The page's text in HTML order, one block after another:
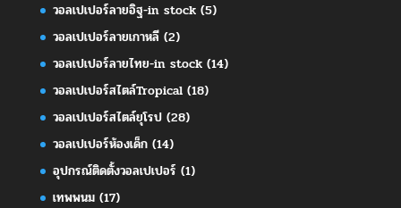
วอลเปเปอร์ลายอิฐ-in stock(5)
วอลเปเปอร์ลายเกาหลี(2)
วอลเปเปอร์ลายไทย-in stock(14)
วอลเปเปอร์สไตล์Tropical(18)
วอลเปเปอร์สไตล์ยุโรป(28)
วอลเปเปอร์ห้องเด็ก(14)
อุปกรณ์ติดตั้งวอลเปเปอร์ (1)
เทพพนม(17)